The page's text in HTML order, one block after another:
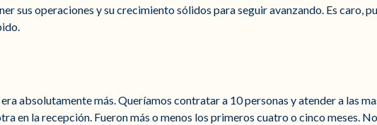
sus operaciones y su crecimiento sólidos para seguir avanzando. Es caro,
absolutamente más. Queríamos contratar a 10 personas y atender a las
en la recepción. Fueron más o menos los primeros cuatro o cinco meses.